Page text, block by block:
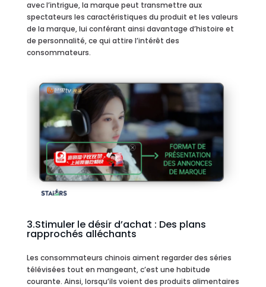
avec l’intrigue, la marque peut transmettre aux
spectateurs les caractéristiques du produit et les valeurs
de la marque, lui conférant ainsi davantage d’histoire et
de personnalité, ce qui attire l’intérêt des
consommateurs.
3.Stimuler le désir d’achat : Des plans
rapprochés alléchants
Les consommateurs chinois aiment regarder des séries
télévisées tout en mangeant, c’est une habitude
courante. Ainsi, lorsqu’ils voient des produits alimentaires